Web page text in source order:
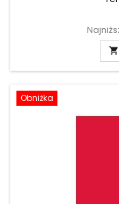

Obniżka